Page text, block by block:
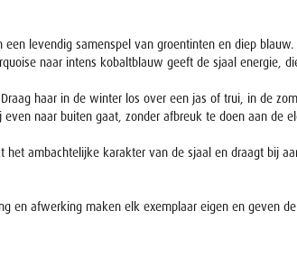
levendig samenspel van groentinten en diep
naar intens kobaltblauw geeft de sjaal energie,
haar in de winter los over een jas of trui, in de
naar buiten gaat, zonder afbreuk te doen aan de
ambachtelijke karakter van de sjaal en draagt bij
en afwerking maken elk exemplaar eigen en geven